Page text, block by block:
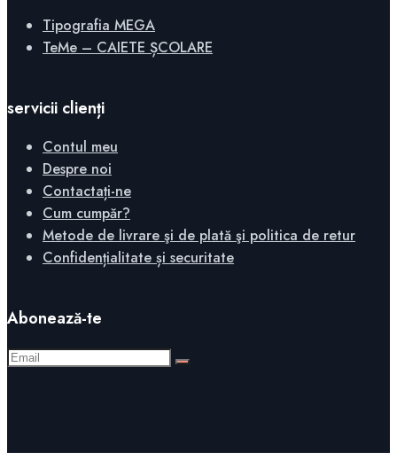
Tipografia MEGA
TeMe – CAIETE ȘCOLARE
servicii clienți
Contul meu
Despre noi
Contactați-ne
Cum cumpăr?
Metode de livrare şi de plată şi politica de retur
Confidențialitate și securitate
Abonează-te